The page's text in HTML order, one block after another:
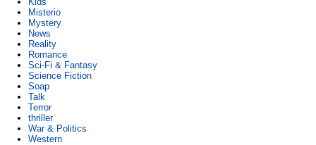
Misterio
Mystery
News
Reality
Romance
Sci-Fi & Fantasy
Science Fiction
Soap
Talk
Terror
thriller
War & Politics
Western